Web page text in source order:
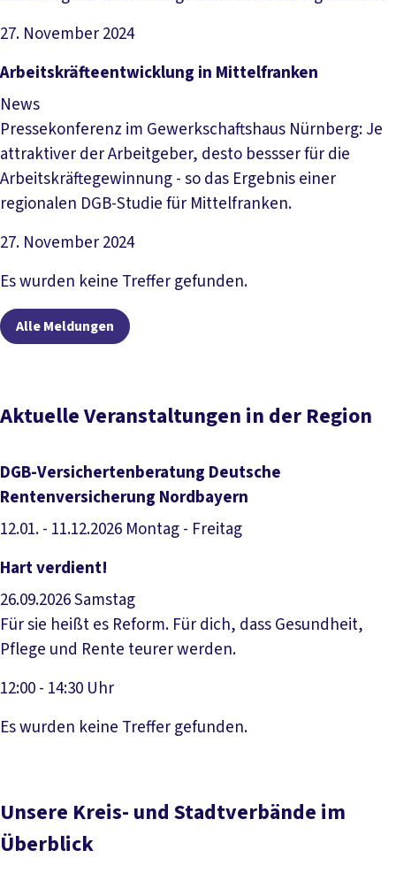
27. November 2024
Artikel lesen
Arbeitskräfteentwicklung in Mittelfranken
News
Pressekonferenz im Gewerkschaftshaus Nürnberg: Je
attraktiver der Arbeitgeber, desto bessser für die
Arbeitskräftegewinnung - so das Ergebnis einer
regionalen DGB-Studie für Mittelfranken.
27. November 2024
Artikel lesen
Es wurden keine Treffer gefunden.
Alle Meldungen
Aktuelle Veranstaltungen in der Region
DGB-Versichertenberatung Deutsche
Rentenversicherung Nordbayern
12.01. - 11.12.2026 Montag - Freitag
Hart verdient!
26.09.2026Samstag
Für sie heißt es Reform. Für dich, dass Gesundheit,
Pflege und Rente teurer werden.
12:00 - 14:30 Uhr
Veranstaltung anzeigen
Es wurden keine Treffer gefunden.
Unsere Kreis- und Stadtverbände im
Überblick